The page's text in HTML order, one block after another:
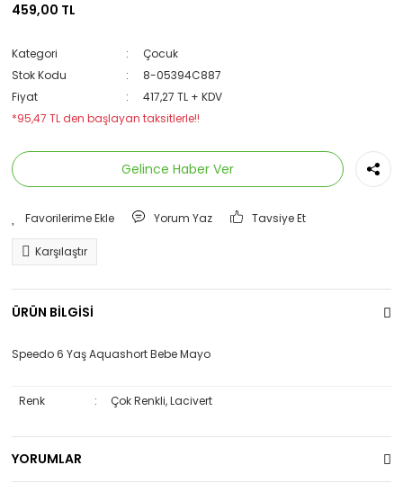
459,00 TL
Kategori
Çocuk
Stok Kodu
8-05394C887
Fiyat
417,27 TL + KDV
*95,47 TL den başlayan taksitlerle!!
Gelince Haber Ver
Yorum Yaz Tavsiye Et
Karşılaştır
ÜRÜN BİLGİSİ
Speedo 6 Yaş Aquashort Bebe Mayo
Renk : Çok Renkli, Lacivert
YORUMLAR